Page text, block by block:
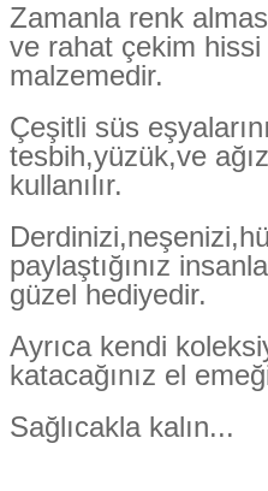
Zamanla renk
ve rahat çekim
malzemedir.
Çeşitli süs
tesbih,yüzük,ve
kullanılır.
paylaştığınız
güzel hediyedir.
Ayrıca kendi
katacağınız el
Sağlıcakla kalın...